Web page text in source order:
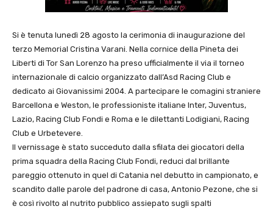
Si è tenuta lunedì 28 agosto la cerimonia di inaugurazione del
terzo Memorial Cristina Varani. Nella cornice della Pineta dei
Liberti di Tor San Lorenzo ha preso ufficialmente il via il torneo
internazionale di calcio organizzato dall’Asd Racing Club e
dedicato ai Giovanissimi 2004. A partecipare le comagini straniere
Barcellona e Weston, le professioniste italiane Inter, Juventus,
Lazio, Racing Club Fondi e Roma e le dilettanti Lodigiani, Racing
Club e Urbetevere.
Il vernissage è stato succeduto dalla sfilata dei giocatori della
prima squadra della Racing Club Fondi, reduci dal brillante
pareggio ottenuto in quel di Catania nel debutto in campionato, e
scandito dalle parole del padrone di casa, Antonio Pezone, che si
è così rivolto al nutrito pubblico assiepato sugli spalti